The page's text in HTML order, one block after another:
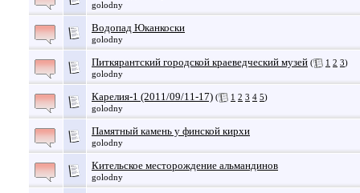
golodny
Водопад Юканкоски
golodny
Питкярантский городской краеведческий музей ( 1 2 3)
golodny
Карелия-1 (2011/09/11-17) ( 1 2 3 4 5)
golodny
Памятный камень у финской кирхи
golodny
Кительское месторождение альмандинов
golodny